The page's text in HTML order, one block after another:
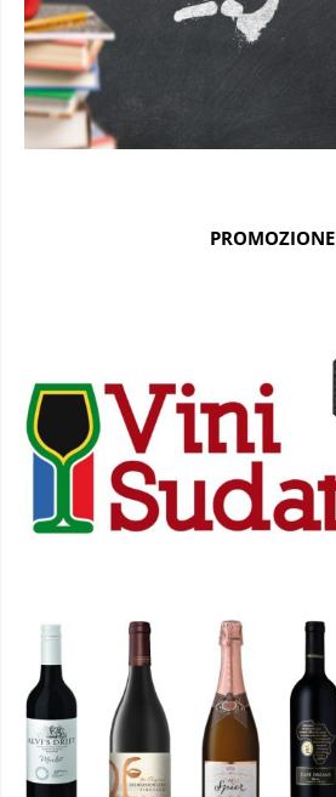
PROMOZIONE